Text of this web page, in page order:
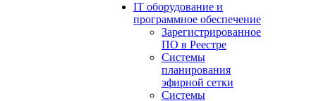
IT оборудование и
программное обеспечение
Зарегистрированное
ПО в Реестре
Системы
планирования
эфирной сетки
Системы